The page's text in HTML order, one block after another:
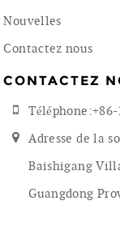
Nouvelles
Contactez nous
CONTACTEZ
Adresse de la
Baishigang
Guangdong